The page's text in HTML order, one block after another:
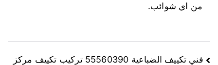
من اي شوائب.
فني تكييف الضباعية 55560390 تركيب تكييف مركز